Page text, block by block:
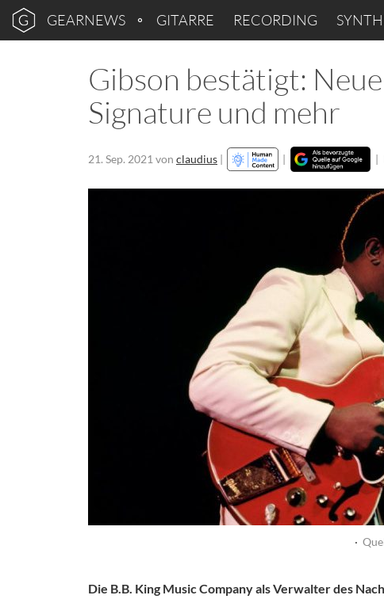
GEARNEWS GITARRE RECORDING
Gibson bestätigt:
Signature und mehr
21. Sep. 2021 von claudius | | |
·
Die B.B. King Music Company als Verwalter des